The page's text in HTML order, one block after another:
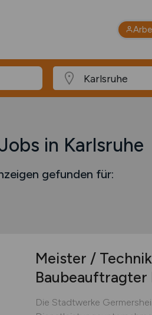
in Karlsruhe
gefunden für:
Meister /
Baubeauftragter
Die Stadtwerke